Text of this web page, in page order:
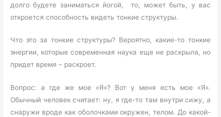
долго будете заниматься йогой, то, может быть, у вас
откроется способность видеть тонкие структуры.
Что это за тонкие структуры? Вероятно, какие-то тонкие
энергии, которые современная наука еще не раскрыла, но
придет время – раскроет.
Вопрос: а где же мое «Я»? Вот у меня есть мое «Я».
Обычный человек считает: ну, я где-то там внутри сижу, а
снаружи вроде как оболочками окружен, телом. До какой-